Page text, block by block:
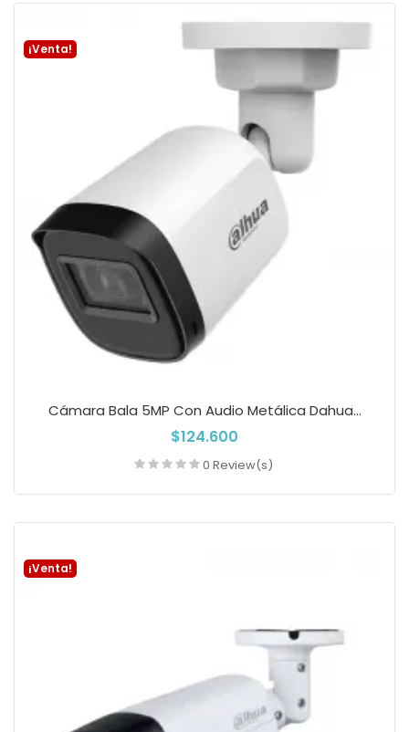
¡Venta!
Cámara Bala 5MP Con Audio Metálica Dahua...
$124.600
0 Review(s)
¡Venta!